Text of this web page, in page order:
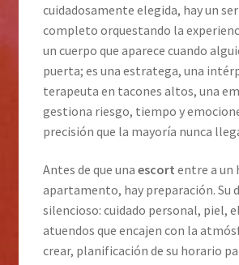
cuidadosamente elegida, hay un
completo orquestando la
un cuerpo que aparece cuando
puerta; es una estratega, una
terapeuta en tacones altos, una
gestiona riesgo, tiempo y
precisión que la mayoría nunca
Antes de que una escort entre a un
apartamento, hay preparación. Su
silencioso: cuidado personal, piel,
atuendos que encajen con la
crear, planificación de su horario